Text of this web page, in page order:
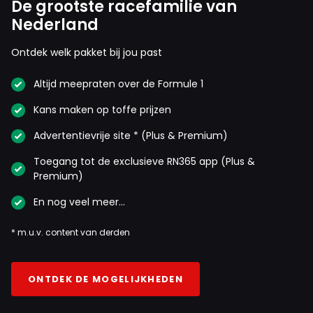
De grootste racefamilie van
Nederland
Ontdek welk pakket bij jou past
Altijd meepraten over de Formule 1
Kans maken op toffe prijzen
Advertentievrije site * (Plus & Premium)
Toegang tot de exclusieve RN365 app (Plus &
Premium)
En nog veel meer…
* m.u.v. content van derden
ONTDEK DE MOGELIJKHEDEN